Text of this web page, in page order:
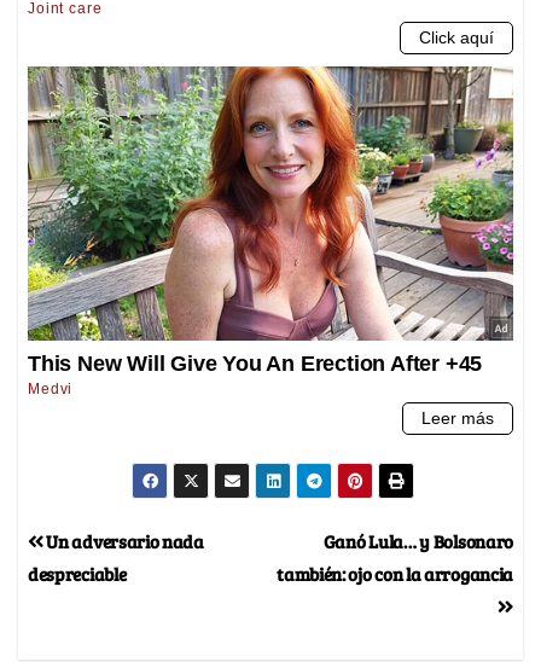
Ganó Lula… y Bolsonaro
también: ojo con la arrogancia
Un adversario nada
despreciable